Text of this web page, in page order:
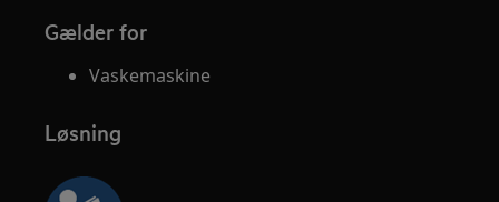
Gælder for
Vaskemaskine
Løsning